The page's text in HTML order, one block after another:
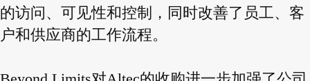
的访问、可见性和控制，同时改善了员工、客
户和供应商的工作流程。